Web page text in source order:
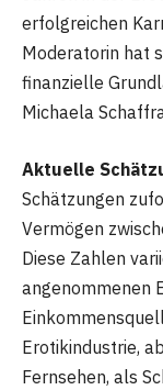
erfolgreichen
Moderatorin hat
finanzielle
Michaela
Aktuelle
Schätzungen
Vermögen
Diese Zahlen
angenommenen
Erotikindustrie,
Fernsehen, als